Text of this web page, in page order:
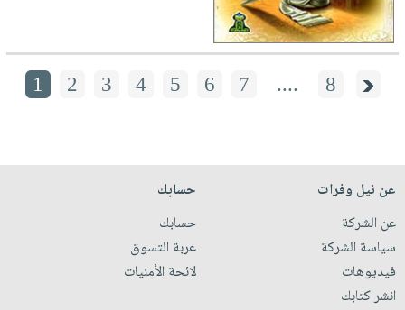
1 2 3 4 5 6 7 .... 8
عن نيل وفرات
عن الشركة
سياسة الشركة
فيديوهات
انشر كتابك
حسابك
حسابك
عربة التسوق
لائحة الأمنيات